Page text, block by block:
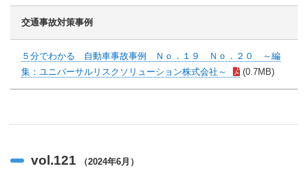
交通事故対策事例
５分でわかる 自動車事故事例 Ｎｏ．１９ Ｎｏ．２０ ～編
集：ユニバーサルリスクソリューション株式会社～
(0.7MB)
vol.121 （2024年6月）